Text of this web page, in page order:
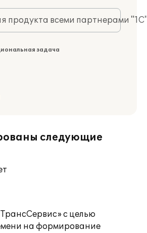
продукта всеми партнерами
задача
следующие
с целью
на формирование